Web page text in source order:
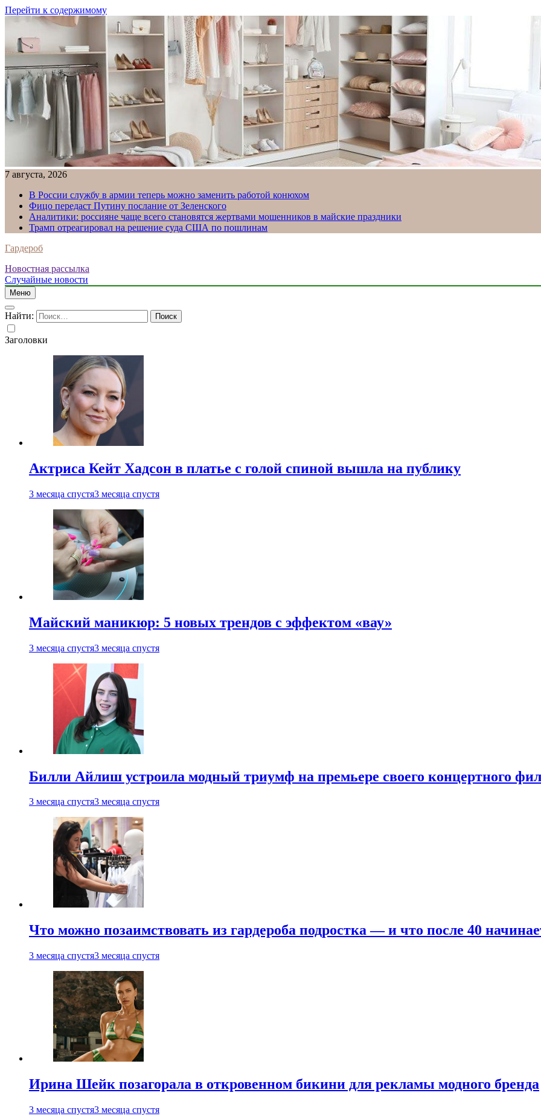
Перейти к содержимому
7 августа, 2026
В России службу в армии теперь можно заменить работой конюхом
Фицо передаст Путину послание от Зеленского
Аналитики: россияне чаще всего становятся жертвами мошенников в майские праздники
Трамп отреагировал на решение суда США по пошлинам
Гардероб
Новостная рассылка
Случайные новости
Меню
Найти:
Заголовки
Актриса Кейт Хадсон в платье с голой спиной вышла на публику
3 месяца спустя3 месяца спустя
Майский маникюр: 5 новых трендов с эффектом «вау»
3 месяца спустя3 месяца спустя
Билли Айлиш устроила модный триумф на премьере своего концертного
3 месяца спустя3 месяца спустя
Что можно позаимствовать из гардероба подростка — и что после 40
3 месяца спустя3 месяца спустя
Ирина Шейк позагорала в откровенном бикини для рекламы модного бренда
3 месяца спустя3 месяца спустя